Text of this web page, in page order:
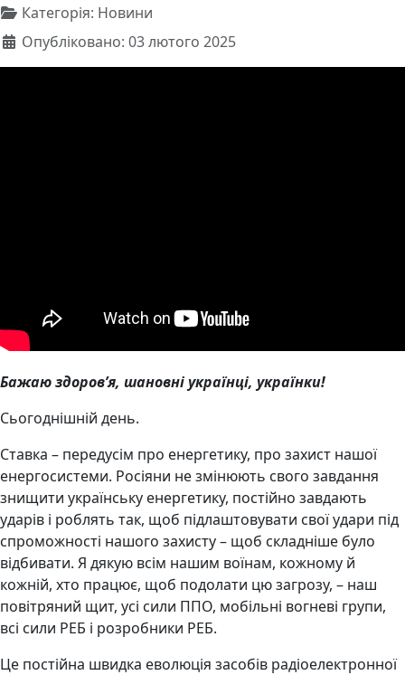
Категорія: Новини
Опубліковано: 03 лютого 2025
Бажаю здоров’я, шановні українці, українки!
Сьогоднішній день.
Ставка – передусім про енергетику, про захист нашої
енергосистеми. Росіяни не змінюють свого завдання
знищити українську енергетику, постійно завдають
ударів і роблять так, щоб підлаштовувати свої удари під
спроможності нашого захисту – щоб складніше було
відбивати. Я дякую всім нашим воїнам, кожному й
кожній, хто працює, щоб подолати цю загрозу, – наш
повітряний щит, усі сили ППО, мобільні вогневі групи,
всі сили РЕБ і розробники РЕБ.
Це постійна швидка еволюція засобів радіоелектронної